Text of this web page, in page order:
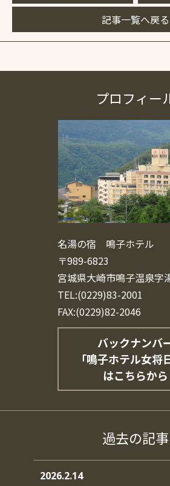
記事一覧へ戻る
プロフィー
名湯の宿 鳴子ホテル
〒989-6823
宮城県大崎市鳴子温泉字
TEL:(0229)83-2001
FAX:(0229)82-2046
バックナンバ
「鳴子ホテル女将
はこちらから
過去の記事
2026.2.14